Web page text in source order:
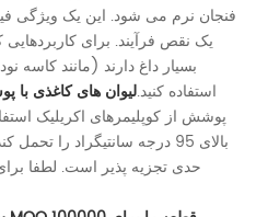
فنجان نرم می شود. این یک ویژگی
یک نقص فرآیند. برای
بسیار داغ دارند (مانند کاسه
استفاده کنید.لیوان های کاغذی با
پوشش از کوپلیمرهای اکریلیک
بالای 95 درجه سانتیگراد را
حدی تجزیه پذیر است. لطفا